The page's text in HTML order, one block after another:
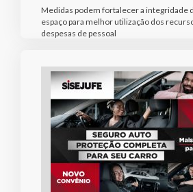
Medidas podem fortalecer a integridade
espaço para melhor utilização dos
despesas de pessoal